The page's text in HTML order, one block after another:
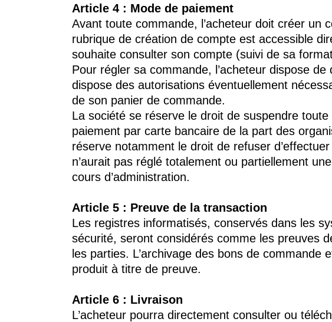
Article 4 : Mode de paiement
Avant toute commande, l’acheteur doit créer un
rubrique de création de compte est accessible
souhaite consulter son compte (suivi de sa
Pour régler sa commande, l’acheteur dispose
dispose des autorisations éventuellement
de son panier de commande.
La société se réserve le droit de suspendre
paiement par carte bancaire de la part des
réserve notamment le droit de refuser
n’aurait pas réglé totalement ou partiellement
cours d’administration.
Article 5 : Preuve de la transaction
Les registres informatisés, conservés dans les
sécurité, seront considérés comme les preuves
les parties. L’archivage des bons de
produit à titre de preuve.
Article 6 : Livraison
L’acheteur pourra directement consulter ou